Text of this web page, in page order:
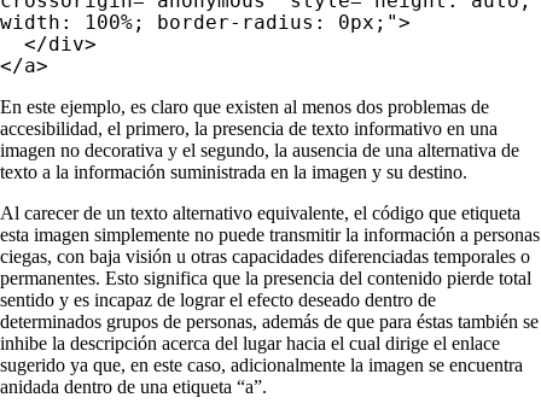
width: 100%; border-radius: 0px;">
</div>
</a>
En este ejemplo, es claro que existen al menos dos problemas de
accesibilidad, el primero, la presencia de texto informativo en una
imagen no decorativa y el segundo, la ausencia de una alternativa de
texto a la información suministrada en la imagen y su destino.
Al carecer de un texto alternativo equivalente, el código que etiqueta
esta imagen simplemente no puede transmitir la información a personas
ciegas, con baja visión u otras capacidades diferenciadas temporales o
permanentes. Esto significa que la presencia del contenido pierde total
sentido y es incapaz de lograr el efecto deseado dentro de
determinados grupos de personas, además de que para éstas también se
inhibe la descripción acerca del lugar hacia el cual dirige el enlace
sugerido ya que, en este caso, adicionalmente la imagen se encuentra
anidada dentro de una etiqueta “a”.